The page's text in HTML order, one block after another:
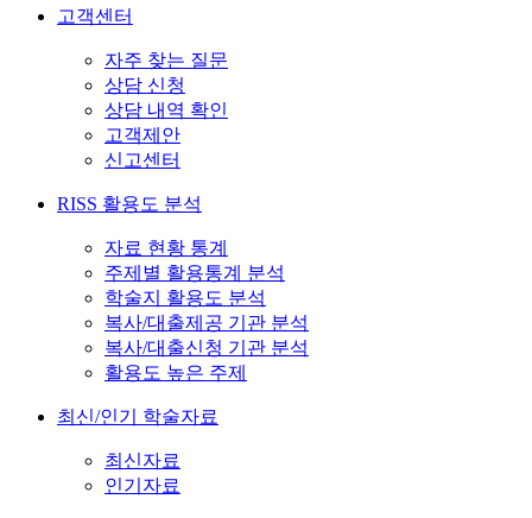
고객센터
자주 찾는 질문
상담 신청
상담 내역 확인
고객제안
신고센터
RISS 활용도 분석
자료 현황 통계
주제별 활용통계 분석
학술지 활용도 분석
복사/대출제공 기관 분석
복사/대출신청 기관 분석
활용도 높은 주제
최신/인기 학술자료
최신자료
인기자료